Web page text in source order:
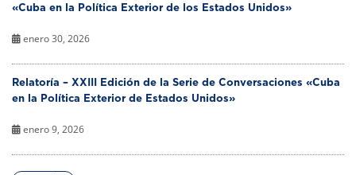
«Cuba en la Política Exterior de los Estados Unidos»
enero 30, 2026
Relatoría – XXIII Edición de la Serie de Conversaciones «Cuba
en la Política Exterior de Estados Unidos»
enero 9, 2026